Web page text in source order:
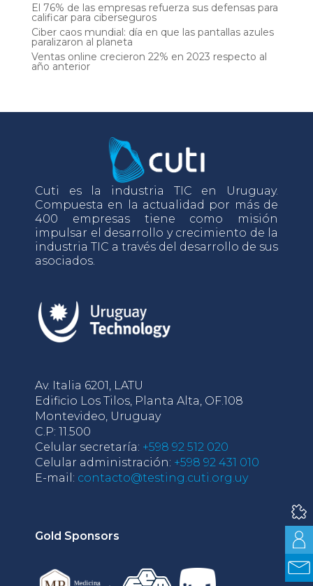
El 76% de las empresas refuerza sus defensas para
calificar para ciberseguros
Ciber caos mundial: día en que las pantallas azules
paralizaron al planeta
Ventas online crecieron 22% en 2023 respecto al
año anterior
Cuti es la industria TIC en Uruguay.
Compuesta en la actualidad por más de
400 empresas tiene como misión
impulsar el desarrollo y crecimiento de la
industria TIC a través del desarrollo de sus
asociados.
Av. Italia 6201, LATU
Edificio Los Tilos, Planta Alta, OF.108
Montevideo, Uruguay
C.P: 11.500
Celular secretaría: +598 92 512 020
Celular administración: +598 92 431 010
E-mail: contacto@testing.cuti.org.uy
Gold Sponsors